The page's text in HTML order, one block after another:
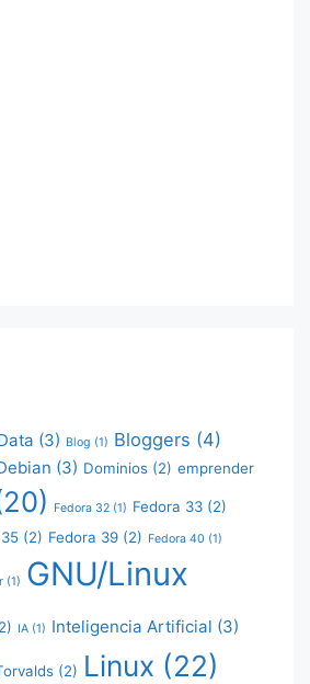
(3) Blog (1) Bloggers (4)
(3) Dominios (2) emprender
Fedora 32 (1) Fedora 33 (2)
(2) Fedora 39 (2) Fedora 40 (1)
(1) GNU/Linux
IA (1) Inteligencia Artificial (3)
(2) Linux (22)